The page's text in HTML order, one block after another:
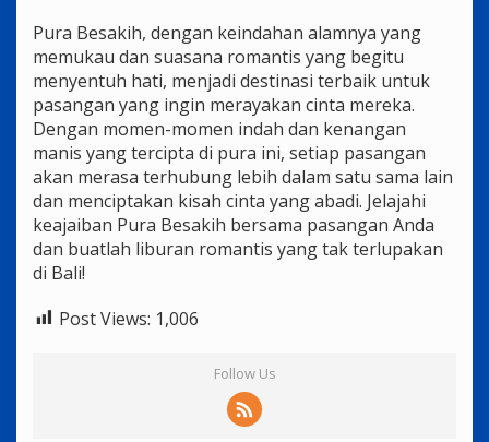
Pura Besakih, dengan keindahan alamnya yang
memukau dan suasana romantis yang begitu
menyentuh hati, menjadi destinasi terbaik untuk
pasangan yang ingin merayakan cinta mereka.
Dengan momen-momen indah dan kenangan
manis yang tercipta di pura ini, setiap pasangan
akan merasa terhubung lebih dalam satu sama lain
dan menciptakan kisah cinta yang abadi. Jelajahi
keajaiban Pura Besakih bersama pasangan Anda
dan buatlah liburan romantis yang tak terlupakan
di Bali!
Post Views: 1,006
Follow Us